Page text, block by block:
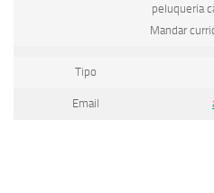
peluqueria
Mandar
Tipo
Email